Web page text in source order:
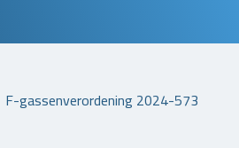
F-gassenverordening 2024-573